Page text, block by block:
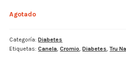
Para Hombres
Multivitaminas Adultos 18 A 49 Años
Agotado
Categoría:Diabetes
Etiquetas:Canela ,Cromio ,Diabetes ,Tru